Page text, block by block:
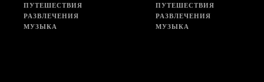
ПУТЕШЕСТВИЯ
РАЗВЛЕЧЕНИЯ
МУЗЫКА
ПУТЕШЕСТВИЯ
РАЗВЛЕЧЕНИЯ
МУЗЫКА